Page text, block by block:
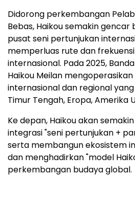
Didorong perkembangan
Bebas, Haikou semakin
pusat seni pertunjukan
memperluas rute dan
internasional. Pada 2025,
Haikou Meilan
internasional dan regional
Timur Tengah, Eropa, Amerika
Ke depan, Haikou akan
integrasi "seni pertunjukan +
serta membangun ekosistem
dan menghadirkan "model
perkembangan budaya global.